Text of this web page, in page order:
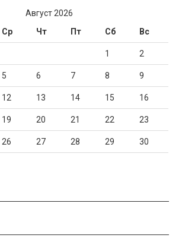
Август 2026
Ср Чт Пт Сб Вс
1 2
5 6 7 8 9
12 13 14 15 16
19 20 21 22 23
26 27 28 29 30